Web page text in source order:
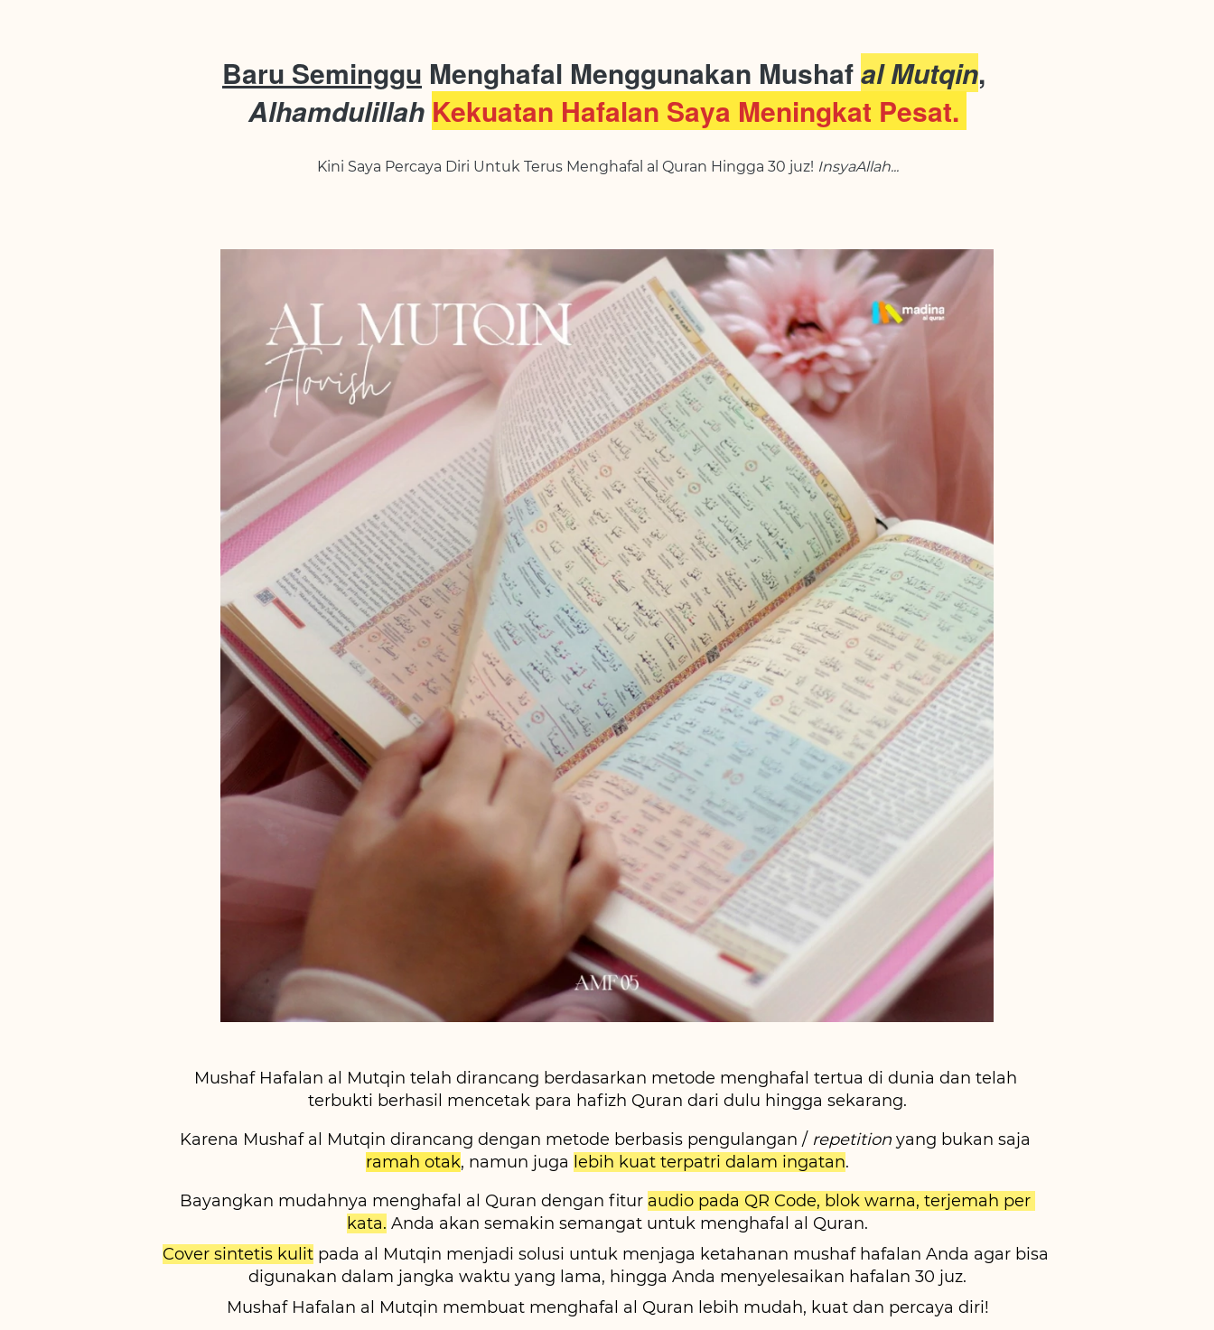
Baru Seminggu Menghafal Menggunakan Mushaf al Mutqin
Alhamdulillah Kekuatan Hafalan Saya Meningkat Pesat.
Kini Saya Percaya Diri Untuk Terus Menghafal al Quran Hingga 30 juz! InsyaAllah...
Mushaf Hafalan al Mutqin telah dirancang berdasarkan metode menghafal tertua di dunia dan telah
terbukti berhasil mencetak para hafizh Quran dari dulu hingga sekarang.
Karena Mushaf al Mutqin dirancang dengan metode berbasis pengulangan / repetition
ramah otak, namun juga lebih kuat terpatri dalam ingatan.
Bayangkan mudahnya menghafal al Quran dengan fitur audio pada QR Code, blok warna, terjemah per
kata. Anda akan semakin semangat untuk menghafal al Quran.
Cover sintetis kulit pada al Mutqin menjadi solusi untuk menjaga ketahanan mushaf hafalan Anda agar bisa
digunakan dalam jangka waktu yang lama, hingga Anda menyelesaikan hafalan 30 juz.
Mushaf Hafalan al Mutqin membuat menghafal al Quran lebih mudah, kuat dan percaya diri!